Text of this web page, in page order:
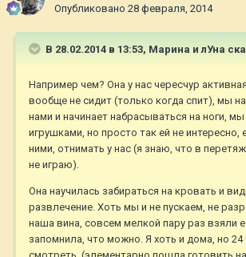
Опубликовано 28 февраля, 2014
В 28.02.2014 в 13:53, Марина и лУна
Например чем? Она у нас чересчур
вообще не сидит (только когда спит), мы
нами и начинает набрасываться на ноги,
игрушками, но просто так ей не интересно,
ними, отнимать у нас (я знаю, что в
не играю).
Она научилась забираться на кровать и
развлечение. Хоть мы и не пускаем, не
наша вина, совсем мелкой пару раз взяли
запомнила, что можно. Я хоть и дома, но 24